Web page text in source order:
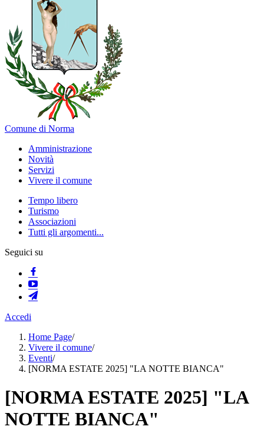
Comune di Norma
Amministrazione
Novità
Servizi
Vivere il comune
Tempo libero
Turismo
Associazioni
Tutti gli argomenti...
Seguici su
Accedi
Home Page/
Vivere il comune/
Eventi/
[NORMA ESTATE 2025] "LA NOTTE BIANCA"
[NORMA ESTATE 2025] "LA
NOTTE BIANCA"